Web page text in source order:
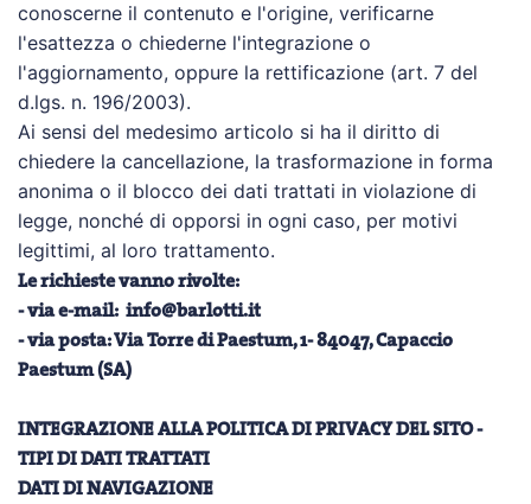
conoscerne il contenuto e l'origine, verificarne
l'esattezza o chiederne l'integrazione o
l'aggiornamento, oppure la rettificazione (art. 7 del
d.lgs. n. 196/2003).
Ai sensi del medesimo articolo si ha il diritto di
chiedere la cancellazione, la trasformazione in forma
anonima o il blocco dei dati trattati in violazione di
legge, nonché di opporsi in ogni caso, per motivi
legittimi, al loro trattamento.
Le richieste vanno rivolte:
- via e-mail: info@barlotti.it
- via posta: Via Torre di Paestum, 1- 84047, Capaccio
Paestum (SA)
INTEGRAZIONE ALLA POLITICA DI PRIVACY DEL SITO -
TIPI DI DATI TRATTATI
DATI DI NAVIGAZIONE